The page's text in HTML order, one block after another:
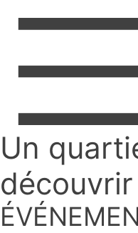
Commerçants
Quartier
Patrimoine
Un
découvrir